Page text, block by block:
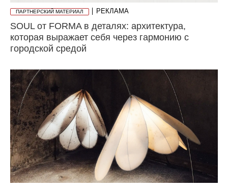
ПАРТНЕРСКИЙ МАТЕРИАЛ РЕКЛАМА
SOUL от FORMA в деталях: архитектура,
которая выражает себя через гармонию с
городской средой